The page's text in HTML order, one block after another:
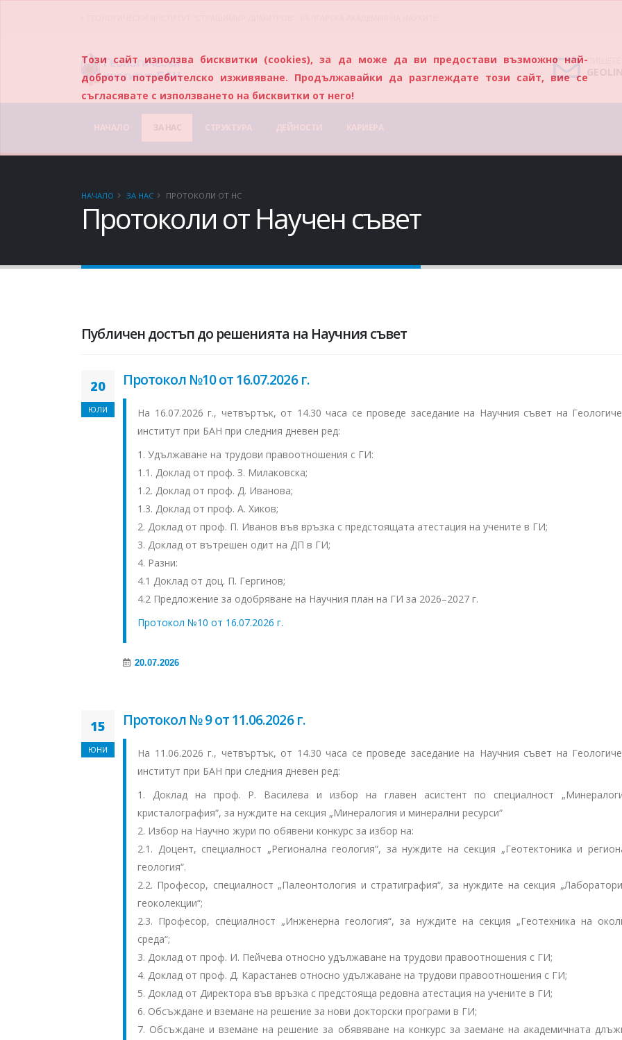
ПИШЕТЕ
НАЧАЛО СТРУКТУРА ДЕЙНОСТИ КАРИЕРА
НАЧАЛО ЗА НАС ПРОТОКОЛИ ОТ НС
Протоколи от Научен съвет
Публичен достъп до решенията на Научния съвет
20
ЮЛИ
Протокол №10 от 16.07.2026 г.
На 16.07.2026 г., четвъртък, от 14.30 часа се проведе заседание на Научния съвет на
институт при БАН при следния дневен ред:
1. Удължаване на трудови правоотношения с ГИ:
1.1. Доклад от проф. З. Милаковска;
1.2. Доклад от проф. Д. Иванова;
1.3. Доклад от проф. А. Хиков;
2. Доклад от проф. П. Иванов във връзка с предстоящата атестация на учените в ГИ;
3. Доклад от вътрешен одит на ДП в ГИ;
4. Разни:
4.1 Доклад от доц. П. Гергинов;
4.2 Предложение за одобряване на Научния план на ГИ за 2026–2027 г.
Протокол №10 от 16.07.2026 г.
20.07.2026
15
ЮНИ
Протокол № 9 от 11.06.2026 г.
На 11.06.2026 г., четвъртък, от 14.30 часа се проведе заседание на Научния съвет на
институт при БАН при следния дневен ред:
1. Доклад на проф. Р. Василева и избор на главен асистент по специалност
кристалография“, за нуждите на секция „Минералогия и минерални ресурси“
2. Избор на Научно жури по обявени конкурс за избор на:
2.1. Доцент, специалност „Регионална геология“, за нуждите на секция „Геотектоника и
геология“.
2.2. Професор, специалност „Палеонтология и стратиграфия“, за нуждите на секция
геоколекции“;
2.3. Професор, специалност „Инженерна геология“, за нуждите на секция „Геотехника на
среда“;
3. Доклад от проф. И. Пейчева относно удължаване на трудови правоотношения с ГИ;
4. Доклад от проф. Д. Карастанев относно удължаване на трудови правоотношения с ГИ;
5. Доклад от Директора във връзка с предстояща редовна атестация на учените в ГИ;
6. Обсъждане и вземане на решение за нови докторски програми в ГИ;
7. Обсъждане и вземане на решение за обявяване на конкурс за заемане на академичната
Този сайт използва бисквитки (cookies), за да може да ви предостави възможно най-
доброто потребителско изживяване. Продължавайки да разглеждате този сайт, вие се
съгласявате с използването на бисквитки от него!